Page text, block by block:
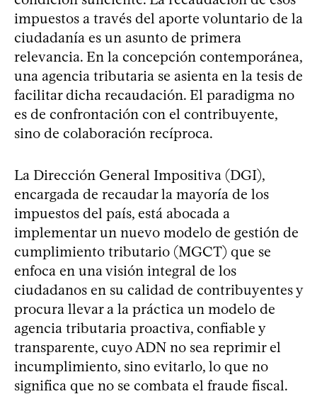
impuestos a través del aporte voluntario de la
ciudadanía es un asunto de primera
relevancia. En la concepción contemporánea,
una agencia tributaria se asienta en la tesis de
facilitar dicha recaudación. El paradigma no
es de confrontación con el contribuyente,
sino de colaboración recíproca.
La Dirección General Impositiva (DGI),
encargada de recaudar la mayoría de los
impuestos del país, está abocada a
implementar un nuevo modelo de gestión de
cumplimiento tributario (MGCT) que se
enfoca en una visión integral de los
ciudadanos en su calidad de contribuyentes y
procura llevar a la práctica un modelo de
agencia tributaria proactiva, confiable y
transparente, cuyo ADN no sea reprimir el
incumplimiento, sino evitarlo, lo que no
significa que no se combata el fraude fiscal.